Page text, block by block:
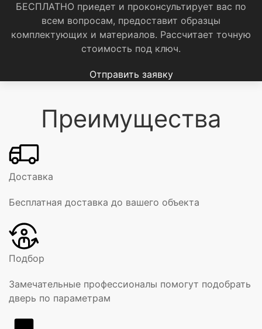
БЕСПЛАТНО приедет и проконсультирует вас по
всем вопросам, предоставит образцы
комплектующих и материалов. Рассчитает точную
стоимость под ключ.
Отправить заявку
Преимущества
Доставка
Бесплатная доставка до вашего объекта
Подбор
Замечательные профессионалы помогут подобрать
дверь по параметрам